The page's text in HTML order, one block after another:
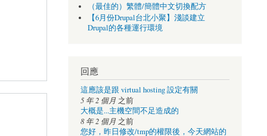
（最佳的）繁體/簡體中文切換配方
【6月份Drupal台北小聚】淺談建立
Drupal的各種運行環境
回應
這應該是跟 virtual hosting 設定有關
5 年 2 個月之前
大概是...主機空間不足造成的
8 年 2 個月之前
您好，昨日修改/tmp的權限後，今天網站的